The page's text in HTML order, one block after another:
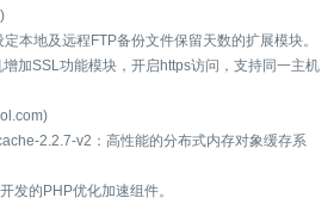
本地及远程FTP备份文件保留天数的扩展模块。
加SSL功能模块，开启https访问，支持同一主机
2.2.7-v2：高性能的分布式内存对象缓存系
发的PHP优化加速组件。